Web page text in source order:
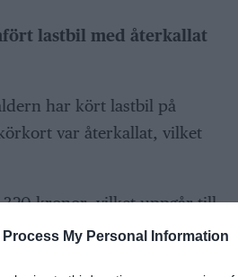
Process My Personal Information
lastbil med återkallat
har kört lastbil på
var återkallat, vilket
kronor, vilket uppgår till